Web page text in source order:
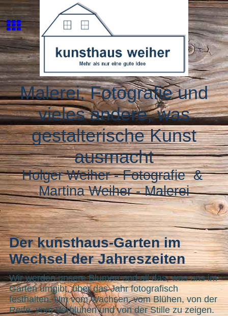
Malerei, Fotografie und
vieles andere, was
gestalterische Kunst
ausmacht
Holger Weiher - Fotografie &
Martina Weiher - Malerei
Der kunsthaus-Garten im
Wechsel der Jahreszeiten
Wir werden unsere Blumen und all das, was uns im
Garten umgibt, über das Jahr fotografisch
festhalten. Um vom Wachsen, vom Blühen, von der
Reife, vom Verblühen und von der Stille zu zeigen.